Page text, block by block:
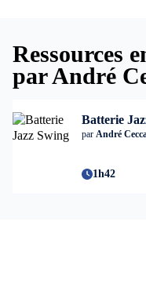
des amateurs à se lancer
Ressources
par André
Batterie
par André
1h42